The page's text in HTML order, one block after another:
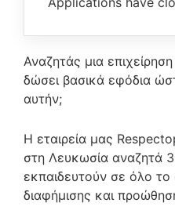
Αναζητάς μια
δώσει βασικά εφόδια
αυτήν;
Η εταιρεία μας
στη Λευκωσία αναζητά
εκπαιδευτούν σε όλο
διαφήμισης και